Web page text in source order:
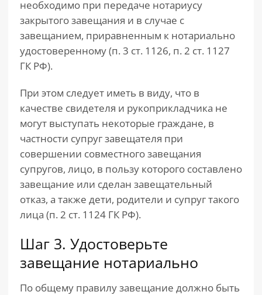
необходимо при передаче нотариусу
закрытого завещания и в случае с
завещанием, приравненным к нотариально
удостоверенному (п. 3 ст. 1126, п. 2 ст. 1127
ГК РФ).
При этом следует иметь в виду, что в
качестве свидетеля и рукоприкладчика не
могут выступать некоторые граждане, в
частности супруг завещателя при
совершении совместного завещания
супругов, лицо, в пользу которого составлено
завещание или сделан завещательный
отказ, а также дети, родители и супруг такого
лица (п. 2 ст. 1124 ГК РФ).
Шаг 3. Удостоверьте
завещание нотариально
По общему правилу завещание должно быть